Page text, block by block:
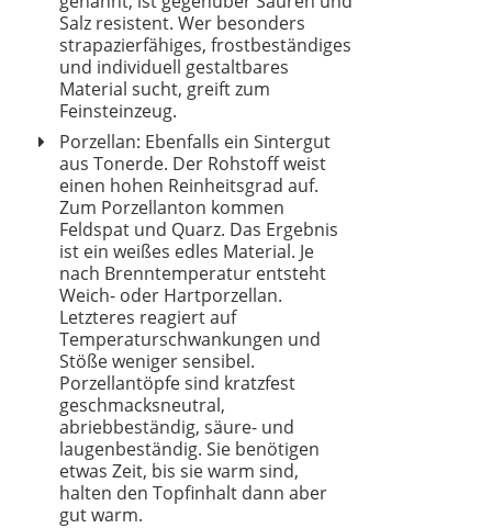
JEETEE
24,99 €*
Salz resistent. Wer besonders
strapazierfähiges, frostbeständiges
und individuell gestaltbares
Material sucht, greift zum
Feinsteinzeug.
Porzellan: Ebenfalls ein Sintergut
aus Tonerde. Der Rohstoff weist
einen hohen Reinheitsgrad auf.
Zum Porzellanton kommen
Feldspat und Quarz. Das Ergebnis
ist ein weißes edles Material. Je
nach Brenntemperatur entsteht
Weich- oder Hartporzellan.
Letzteres reagiert auf
Temperaturschwankungen und
Stöße weniger sensibel.
Porzellantöpfe sind kratzfest
geschmacksneutral,
abriebbeständig, säure- und
laugenbeständig. Sie benötigen
etwas Zeit, bis sie warm sind,
halten den Topfinhalt dann aber
gut warm.